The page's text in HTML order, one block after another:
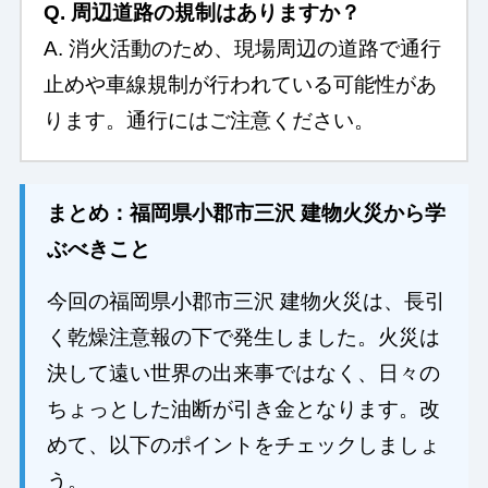
Q. 周辺道路の規制はありますか？
A. 消火活動のため、現場周辺の道路で通行
止めや車線規制が行われている可能性があ
ります。通行にはご注意ください。
まとめ：福岡県小郡市三沢 建物火災から学
ぶべきこと
今回の福岡県小郡市三沢 建物火災は、長引
く乾燥注意報の下で発生しました。火災は
決して遠い世界の出来事ではなく、日々の
ちょっとした油断が引き金となります。改
めて、以下のポイントをチェックしましょ
う。